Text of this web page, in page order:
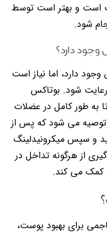
است و بهتر است توسط
شود.
وجود دارد؟
وجود دارد، اما نیاز است
شود. بوتاکس
نیاز دارد تا به طور کامل در عضلات
توصیه می شود که پس از
و سپس میکرونیدلینگ
از هرگونه تداخل در
کمک می کند.
برای بهبود پوست،